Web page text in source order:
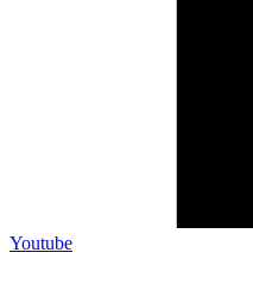
Youtube